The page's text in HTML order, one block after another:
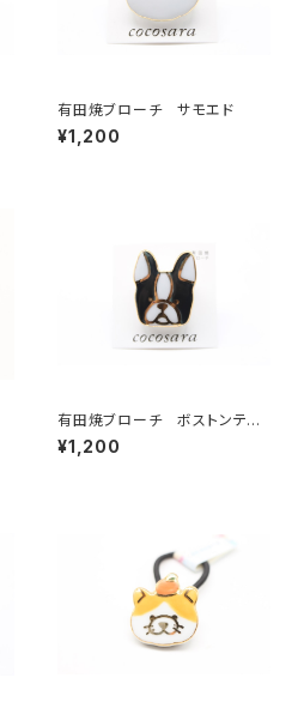
有田焼ブローチ サモエド
¥1,200
有田焼ブローチ ボストンテリ
ア 1
¥1,200